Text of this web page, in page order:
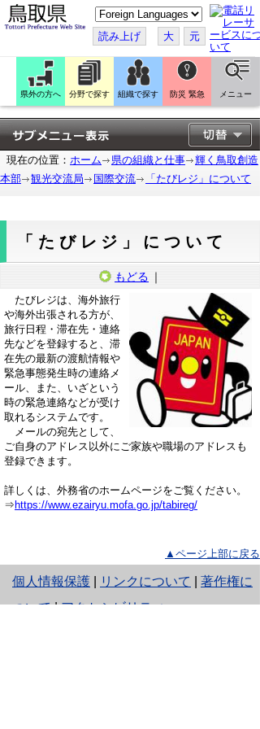
こ
の
ペ
ー
ジ
翻
訳
す
る
読み上げ 大 元
県外の方へ 分野で探す 組織で探す 防災 緊急 メニュー
現在の位置： ホーム 県の組織と仕事
輝く鳥取創造
本部
観光交流局 国際交流 「たびレジ」について
「たびレジ」について
もどる ｜
たびレジは、海外旅行
や海外出張される方が、
旅行日程・滞在先・連絡
先などを登録すると、滞
在先の最新の渡航情報や
緊急事態発生時の連絡メ
ール、また、いざという
時の緊急連絡などが受け
取れるシステムです。
メールの宛先として、
ご自身のアドレス以外にご家族や職場のアドレスも
登録できます。
詳しくは、外務省のホームページをご覧ください。
⇒ https://www.ezairyu.mofa.go.jp/tabireg/
▲ページ上部に戻る
個人情報保護
と
り
リンクについて
著作権に
ついて|アクセシビリティ